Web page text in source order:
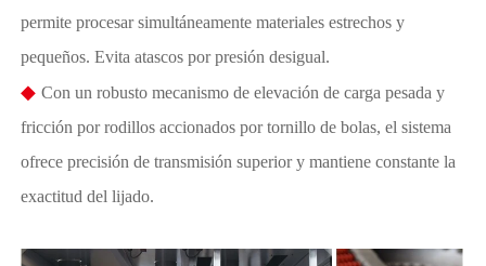
permite procesar simultáneamente materiales estrechos y
pequeños. Evita atascos por presión desigual.
◆ Con un robusto mecanismo de elevación de carga pesada y
fricción por rodillos accionados por tornillo de bolas, el sistema
ofrece precisión de transmisión superior y mantiene constante la
exactitud del lijado.